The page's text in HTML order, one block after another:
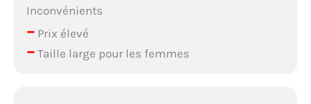
Inconvénients
–Prix élevé
–Taille large pour les femmes